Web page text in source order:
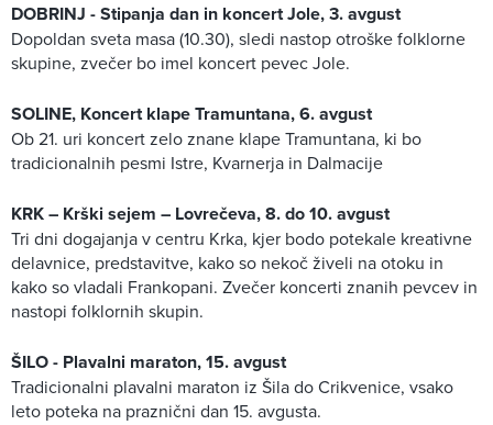
DOBRINJ - Stipanja dan in koncert Jole, 3. avgust
Dopoldan sveta masa (10.30), sledi nastop otroške folklorne
skupine, zvečer bo imel koncert pevec Jole.
SOLINE, Koncert klape Tramuntana, 6. avgust
Ob 21. uri koncert zelo znane klape Tramuntana, ki bo
tradicionalnih pesmi Istre, Kvarnerja in Dalmacije
KRK – Krški sejem – Lovrečeva, 8. do 10. avgust
Tri dni dogajanja v centru Krka, kjer bodo potekale kreativne
delavnice, predstavitve, kako so nekoč živeli na otoku in
kako so vladali Frankopani. Zvečer koncerti znanih pevcev in
nastopi folklornih skupin.
ŠILO - Plavalni maraton, 15. avgust
Tradicionalni plavalni maraton iz Šila do Crikvenice, vsako
leto poteka na praznični dan 15. avgusta.